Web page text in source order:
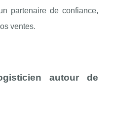
partenaire de confiance,
ventes.
autour de